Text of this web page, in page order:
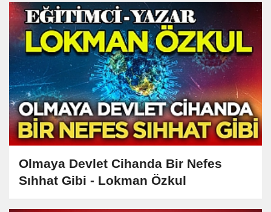
Olmaya Devlet Cihanda Bir Nefes
Sıhhat Gibi - Lokman Özkul